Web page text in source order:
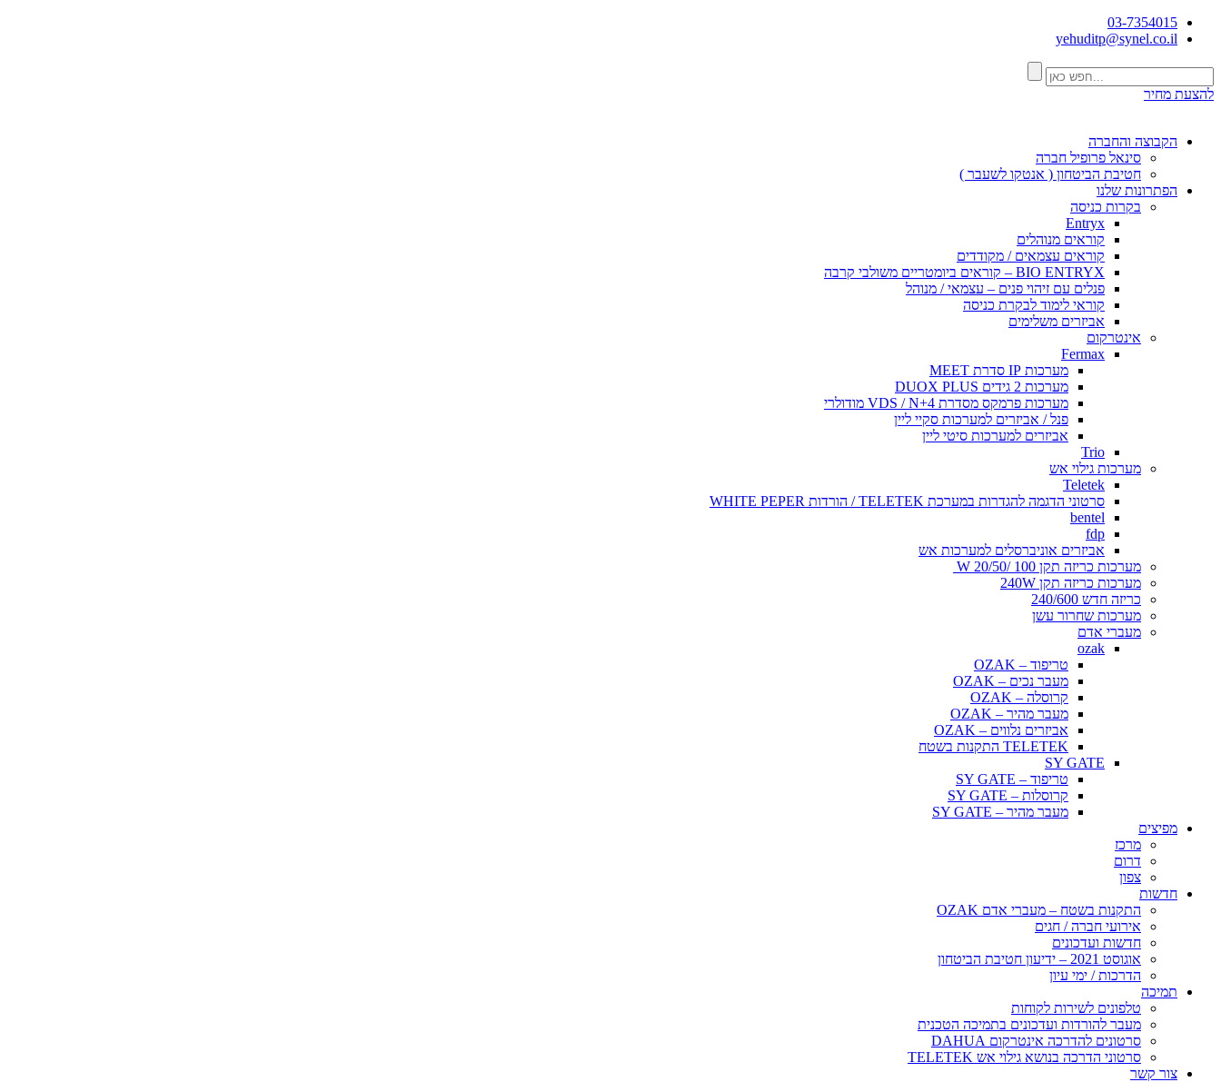
03-7354015
yehuditp@synel.co.il
להצעת מחיר
הקבוצה והחברה
סינאל פרופיל חברה
חטיבת הביטחון ( אנטקו לשעבר )
הפתרונות שלנו
בקרות כניסה
Entryx
קוראים מנוהלים
קוראים עצמאים / מקודדים
BIO ENTRYX – קוראים ביומטריים משולבי קרבה
פנלים עם זיהוי פנים – עצמאי / מנוהל
קוראי לימוד לבקרת כניסה
אביזרים משלימים
אינטרקום
Fermax
מערכות IP סדרת MEET
מערכות 2 גידים DUOX PLUS
מערכות פרמקס מסדרת VDS / N+4 מודולרי
פנל / אביזרים למערכות סקיי ליין
אביזרים למערכות סיטי ליין
Trio
מערכות גילוי אש
Teletek
סרטוני הדגמה להגדרות במערכת TELETEK / הורדות WHITE PEPER
bentel
fdp
אביזרים אוניברסלים למערכות אש
מערכות כריזה תקן 100 /20/50 W
מערכות כריזה תקן 240W
כריזה חדש 240/600
מערכות שחרור עשן
מעברי אדם
ozak
טריפוד – OZAK
מעבר נכים – OZAK
קרוסלה – OZAK
מעבר מהיר – OZAK
אביזרים נלווים – OZAK
TELETEK התקנות בשטח
SY GATE
טריפוד – SY GATE
קרוסלות – SY GATE
מעבר מהיר – SY GATE
מפיצים
מרכז
דרום
צפון
חדשות
התקנות בשטח – מעברי אדם OZAK
אירועי חברה / חגים
חדשות ועדכונים
אוגוסט 2021 – ידיעון חטיבת הביטחון
הדרכות / ימי עיון
תמיכה
טלפונים לשירות לקוחות
מעבר להורדות ועדכונים בתמיכה הטכנית
סרטונים להדרכה אינטרקום DAHUA
סרטוני הדרכה בנושא גילוי אש TELETEK
צור קשר